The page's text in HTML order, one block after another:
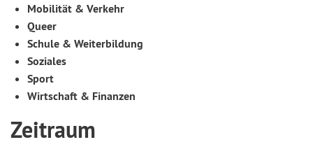
Mobilität & Verkehr
Queer
Schule & Weiterbildung
Soziales
Sport
Wirtschaft & Finanzen
Zeitraum